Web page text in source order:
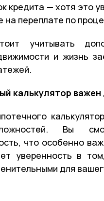
кредита — хотя это
на переплате по
учитывать
и жизнь
калькулятор
Вы
что особенно
уверенность в
для